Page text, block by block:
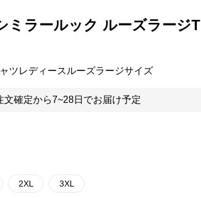
ミラールック ルーズラージT
ツレディースルーズラージサイズ
文確定から7~28日でお届け予定
2XL 3XL